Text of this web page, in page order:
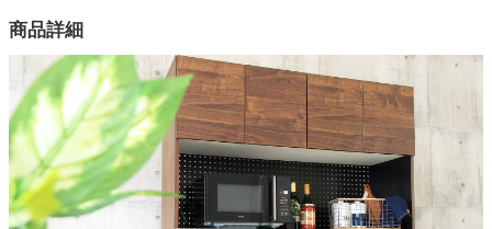
2色
材質
MDF、強化紙
上台仕様
ステンレス天板、耐震ラッチ、可動棚2枚、モイス
商品詳細